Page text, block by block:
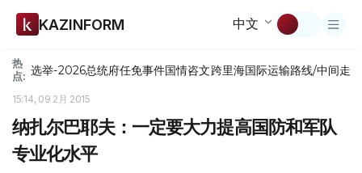
KAZINFORM 中文
热
点: 选举-2026总统府任免事件国情咨文跨里海国际运输路线/中间走廊
15:14, 09 2月 2015
纳扎尔巴耶夫：一定要大力提高国防和军队
专业化水平